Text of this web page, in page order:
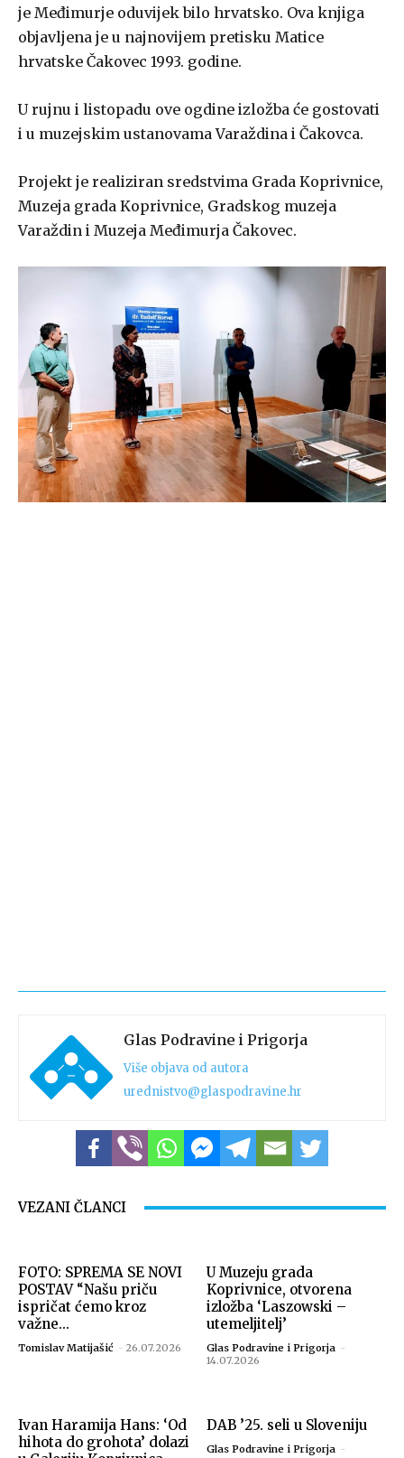
je Međimurje oduvijek bilo hrvatsko. Ova knjiga
objavljena je u najnovijem pretisku Matice
hrvatske Čakovec 1993. godine.
U rujnu i listopadu ove ogdine izložba će gostovati
i u muzejskim ustanovama Varaždina i Čakovca.
Projekt je realiziran sredstvima Grada Koprivnice,
Muzeja grada Koprivnice, Gradskog muzeja
Varaždin i Muzeja Međimurja Čakovec.
Glas Podravine i Prigorja
Više objava od autora
urednistvo@glaspodravine.hr
VEZANI ČLANCI
FOTO: SPREMA SE NOVI
POSTAV “Našu priču
ispričat ćemo kroz
važne...
Tomislav Matijašić - 26.07.2026
U Muzeju grada
Koprivnice, otvorena
izložba ‘Laszowski –
utemeljitelj’
Glas Podravine i Prigorja -
14.07.2026
Ivan Haramija Hans: ‘Od
hihota do grohota’ dolazi
DAB ’25. seli u Sloveniju
Glas Podravine i Prigorja -